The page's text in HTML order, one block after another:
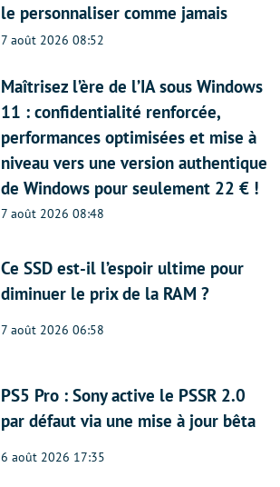
le personnaliser comme jamais
7 août 2026 08:52
Maîtrisez l’ère de l’IA sous Windows
11 : confidentialité renforcée,
performances optimisées et mise à
niveau vers une version authentique
de Windows pour seulement 22 € !
7 août 2026 08:48
Ce SSD est-il l’espoir ultime pour
diminuer le prix de la RAM ?
7 août 2026 06:58
PS5 Pro : Sony active le PSSR 2.0
par défaut via une mise à jour bêta
6 août 2026 17:35